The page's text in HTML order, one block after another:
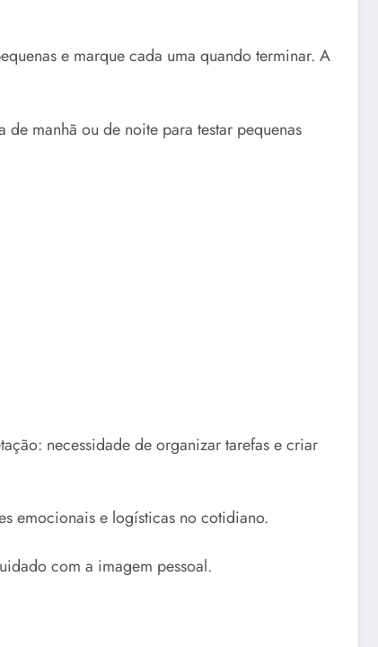
e marque cada uma quando terminar. A
manhã ou de noite para testar pequenas
necessidade de organizar tarefas e criar
emocionais e logísticas no cotidiano.
com a imagem pessoal.